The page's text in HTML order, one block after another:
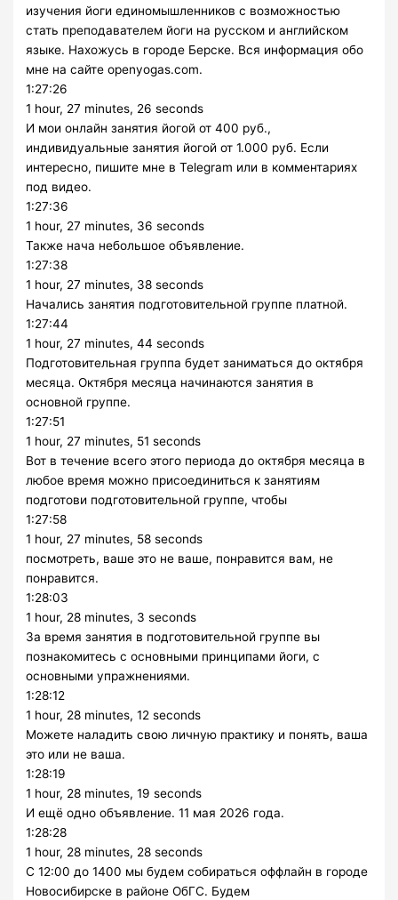
изучения йоги единомышленников с возможностью
стать преподавателем йоги на русском и английском
языке. Нахожусь в городе Берске. Вся информация обо
мне на сайте openyogas.com.
1:27:26
1 hour, 27 minutes, 26 seconds
И мои онлайн занятия йогой от 400 руб.,
индивидуальные занятия йогой от 1.000 руб. Если
интересно, пишите мне в Telegram или в комментариях
под видео.
1:27:36
1 hour, 27 minutes, 36 seconds
Также нача небольшое объявление.
1:27:38
1 hour, 27 minutes, 38 seconds
Начались занятия подготовительной группе платной.
1:27:44
1 hour, 27 minutes, 44 seconds
Подготовительная группа будет заниматься до октября
месяца. Октября месяца начинаются занятия в
основной группе.
1:27:51
1 hour, 27 minutes, 51 seconds
Вот в течение всего этого периода до октября месяца в
любое время можно присоединиться к занятиям
подготови подготовительной группе, чтобы
1:27:58
1 hour, 27 minutes, 58 seconds
посмотреть, ваше это не ваше, понравится вам, не
понравится.
1:28:03
1 hour, 28 minutes, 3 seconds
За время занятия в подготовительной группе вы
познакомитесь с основными принципами йоги, с
основными упражнениями.
1:28:12
1 hour, 28 minutes, 12 seconds
Можете наладить свою личную практику и понять, ваша
это или не ваша.
1:28:19
1 hour, 28 minutes, 19 seconds
И ещё одно объявление. 11 мая 2026 года.
1:28:28
1 hour, 28 minutes, 28 seconds
С 12:00 до 1400 мы будем собираться оффлайн в городе
Новосибирске в районе ОбГС. Будем